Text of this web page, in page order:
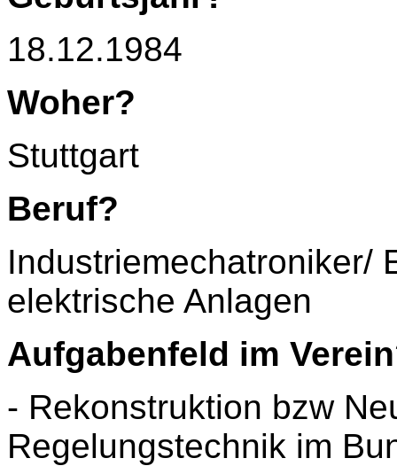
18.12.1984
Woher?
Stuttgart
Beruf?
Industriemechatroniker/
elektrische Anlagen
Aufgabenfeld im
- Rekonstruktion bzw
Regelungstechnik im